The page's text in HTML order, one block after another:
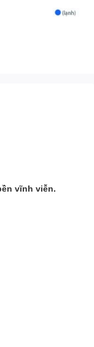
vĩnh viễn.